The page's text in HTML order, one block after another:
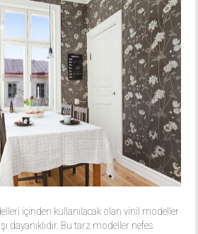
içinden kullanılacak olan vinil modeller
dayanıklıdır. Bu tarz modeller nefes